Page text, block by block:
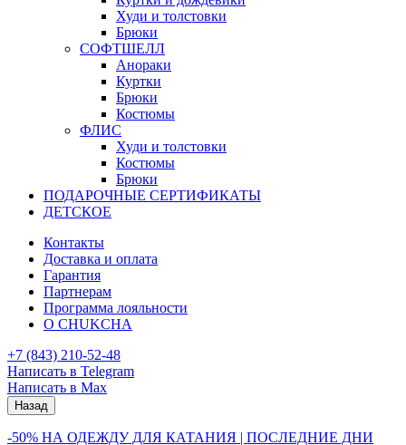
Худи и толстовки
Брюки
СОФТШЕЛЛ
Анораки
Куртки
Брюки
Костюмы
ФЛИС
Худи и толстовки
Костюмы
Брюки
ПОДАРОЧНЫЕ СЕРТИФИКАТЫ
ДЕТСКОЕ
Контакты
Доставка и оплата
Гарантия
Партнерам
Программа лояльности
О CHUKCHA
+7 (843) 210-52-48
Написать в Telegram
Написать в Max
Назад
-50% НА ОДЕЖДУ ДЛЯ КАТАНИЯ | ПОСЛЕДНИЕ ДНИ